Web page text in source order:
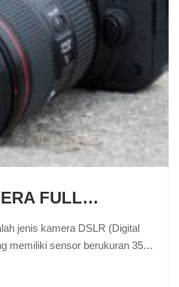
FULL…
jenis kamera DSLR (Digital
memiliki sensor berukuran 35…